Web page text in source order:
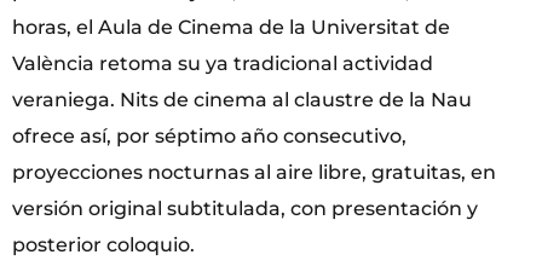
horas, el Aula de Cinema de la Universitat de
València retoma su ya tradicional actividad
veraniega. Nits de cinema al claustre de la Nau
ofrece así, por séptimo año consecutivo,
proyecciones nocturnas al aire libre, gratuitas, en
versión original subtitulada, con presentación y
posterior coloquio.